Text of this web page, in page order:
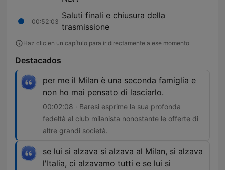
00:52:03
Saluti finali e chiusura della
trasmissione
Haz clic en un capítulo para ir directamente a ese momento
Destacados
per me il Milan è una seconda famiglia e
non ho mai pensato di lasciarlo.
00:02:08 · Baresi esprime la sua profonda
fedeltà al club milanista nonostante le offerte di
altre grandi società.
se lui si alzava si alzava al Milan, si alzava
l'Italia, ci alzavamo tutti e se lui si